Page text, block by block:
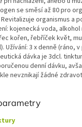
se směsí až 80 pro
organismus a
kojenecká voda, alkohol
kořen, řebříček květ,
Užívání: 3 x denně (ráno,
dávka je 3dcl.
denní dávku,
nevznikají žádné